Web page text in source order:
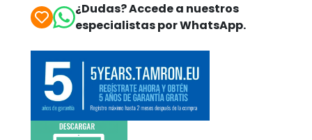
¿Dudas? Accede a nuestros
especialistas por WhatsApp.